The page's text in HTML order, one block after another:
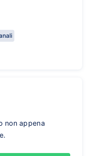
non appena